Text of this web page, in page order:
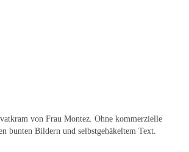
von Frau Montez. Ohne kommerzielle
bunten Bildern und selbstgehäkeltem Text.